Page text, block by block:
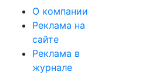
О компании
Реклама на
сайте
Реклама в
журнале